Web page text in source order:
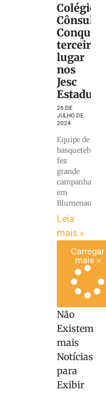
Colégio
Cônsul
Conquista
terceiro
lugar
nos
Jesc
Estadual
26 DE
JULHO DE
2024
Equipe de
basquetebol
fez
grande
campanha
em
Blumenau
Leia
mais »
Carregar
mais »
Não
Existem
mais
Notícias
para
Exibir